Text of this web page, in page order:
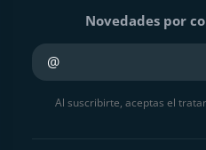
Novedades por
Al suscribirte, aceptas el